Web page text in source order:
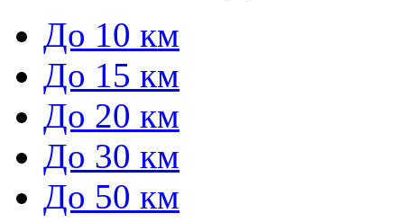
До 10 км
До 15 км
До 20 км
До 30 км
До 50 км